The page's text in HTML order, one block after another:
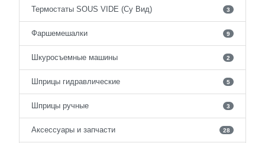
Термостаты SOUS VIDE (Су Вид) 3
Фаршемешалки 9
Шкуросъемные машины 2
Шприцы гидравлические 5
Шприцы ручные 3
Аксессуары и запчасти 28